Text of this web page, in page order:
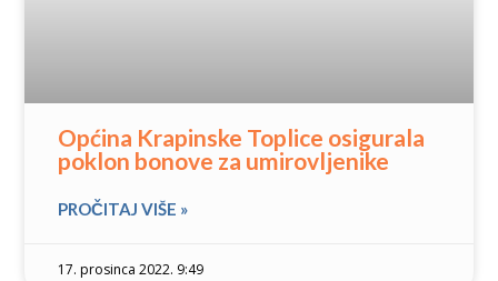
Općina Krapinske Toplice osigurala
poklon bonove za umirovljenike
PROČITAJ VIŠE »
17. prosinca 2022. 9:49